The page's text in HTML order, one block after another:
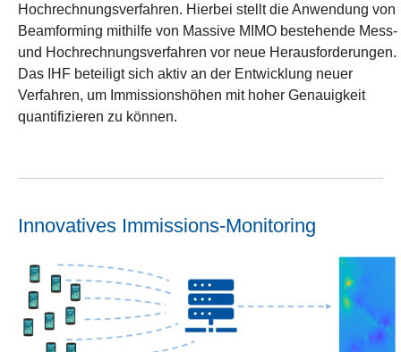
Hochrechnungsverfahren. Hierbei stellt die Anwendung von
Beamforming mithilfe von Massive MIMO bestehende Mess-
und Hochrechnungsverfahren vor neue Herausforderungen.
Das IHF beteiligt sich aktiv an der Entwicklung neuer
Verfahren, um Immissionshöhen mit hoher Genauigkeit
quantifizieren zu können.
Innovatives Immissions-Monitoring